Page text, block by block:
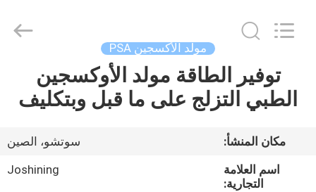
معلومات
Technology
Co.,Ltd.
مولد الأكسجين PSA
توفير الطاقة مولد الأوكسجين
الطبي التزلج على ما قبل وبتكليف
مكان المنشأ:
سوتشو، الصين
اسم العلامة
التجارية:
Joshining